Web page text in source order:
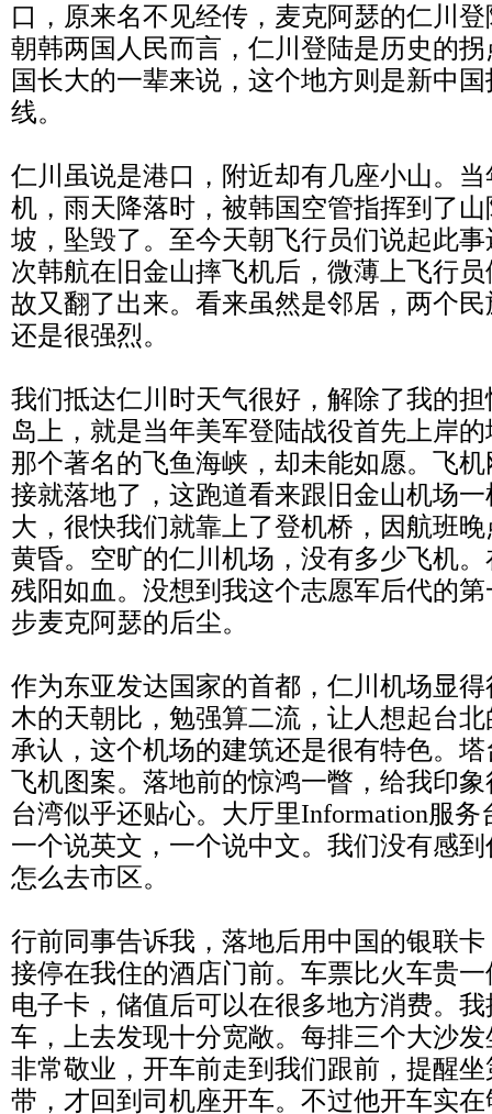
口，原来名不见经传，麦克阿瑟的仁川
朝韩两国人民而言，仁川登陆是历史的
国长大的一辈来说，这个地方则是新中
线。
仁川虽说是港口，附近却有几座小山。
机，雨天降落时，被韩国空管指挥到了
坡，坠毁了。至今天朝飞行员们说起此
次韩航在旧金山摔飞机后，微薄上飞行
故又翻了出来。看来虽然是邻居，两个
还是很强烈。
我们抵达仁川时天气很好，解除了我的
岛上，就是当年美军登陆战役首先上岸
那个著名的飞鱼海峡，却未能如愿。飞
接就落地了，这跑道看来跟旧金山机场
大，很快我们就靠上了登机桥，因航班
黄昏。空旷的仁川机场，没有多少飞机
残阳如血。没想到我这个志愿军后代的
步麦克阿瑟的后尘。
作为东亚发达国家的首都，仁川机场显
木的天朝比，勉强算二流，让人想起台
承认，这个机场的建筑还是很有特色。
飞机图案。落地前的惊鸿一瞥，给我印
台湾似乎还贴心。大厅里Information服
一个说英文，一个说中文。我们没有感
怎么去市区。
行前同事告诉我，落地后用中国的银联
接停在我住的酒店门前。车票比火车贵
电子卡，储值后可以在很多地方消费。
车，上去发现十分宽敞。每排三个大沙
非常敬业，开车前走到我们跟前，提醒
带，才回到司机座开车。不过他开车实